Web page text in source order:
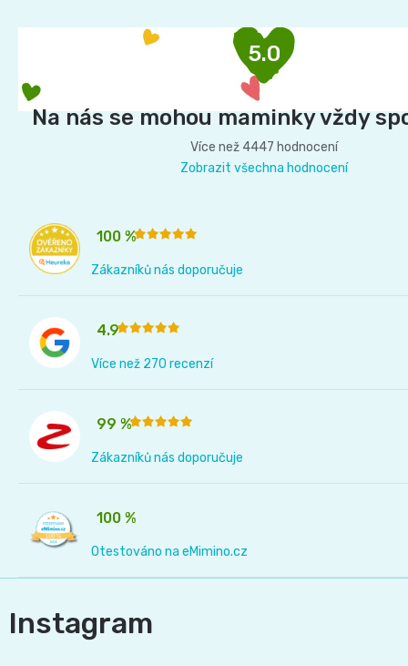
5.0
Na nás se mohou maminky vždy
Více než 4447 hodnocení
Zobrazit všechna hodnocení
100 %
Zákazníků nás doporučuje
4.9
Více než 270 recenzí
99 %
Zákazníků nás doporučuje
100 %
Otestováno na eMimino.cz
Instagram